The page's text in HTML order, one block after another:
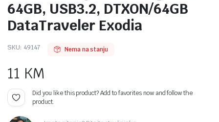
64GB, USB3.2, DTXON/64GB
DataTraveler Exodia
SKU: 49147 Nema na stanju
11 KM
Did you like this product? Add to favorites now and follow the
product.